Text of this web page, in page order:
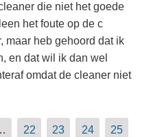
die niet het goede
het foute op de c
maar heb gehoord dat ik
en dat wil ik dan wel
omdat de cleaner niet
22 23 24
25